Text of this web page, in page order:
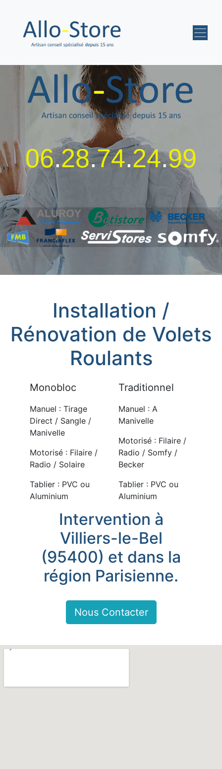
06.28.74.24.99
Installation /
Rénovation de Volets
Roulants
Monobloc
Manuel : Tirage
Direct / Sangle /
Manivelle
Motorisé : Filaire /
Radio / Solaire
Tablier : PVC ou
Aluminium
Traditionnel
Manuel : A
Manivelle
Motorisé : Filaire /
Radio / Somfy /
Becker
Tablier : PVC ou
Aluminium
Intervention à
Villiers-le-Bel
(95400) et dans la
région Parisienne.
Nous Contacter